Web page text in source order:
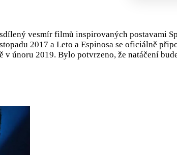
vesmír filmů inspirovaných postavami
2017 a Leto a Espinosa se oficiálně
únoru 2019. Bylo potvrzeno, že natáčení